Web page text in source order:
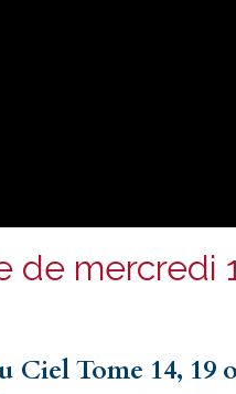
de mercredi
Ciel Tome 14, 19